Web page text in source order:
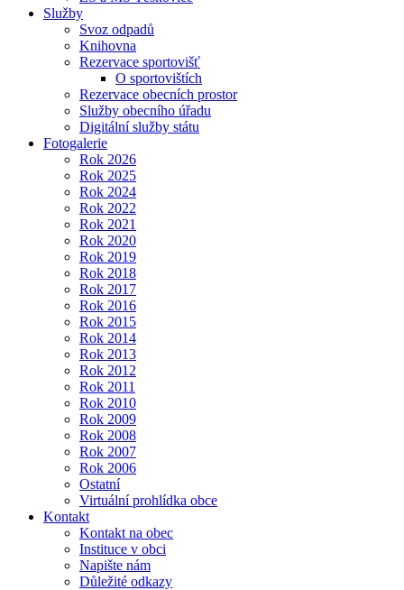
Služby
Svoz odpadů
Knihovna
Rezervace sportovišť
O sportovištích
Rezervace obecních prostor
Služby obecního úřadu
Digitální služby státu
Fotogalerie
Rok 2026
Rok 2025
Rok 2024
Rok 2022
Rok 2021
Rok 2020
Rok 2019
Rok 2018
Rok 2017
Rok 2016
Rok 2015
Rok 2014
Rok 2013
Rok 2012
Rok 2011
Rok 2010
Rok 2009
Rok 2008
Rok 2007
Rok 2006
Ostatní
Virtuální prohlídka obce
Kontakt
Kontakt na obec
Instituce v obci
Napište nám
Důležité odkazy